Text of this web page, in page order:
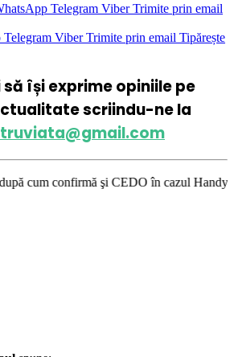
Telegram Viber Trimite prin email
Telegram Viber Trimite prin email Tipărește
își exprime opiniile pe
scriindu-ne la
şi CEDO în cazul Handyside vs. UK